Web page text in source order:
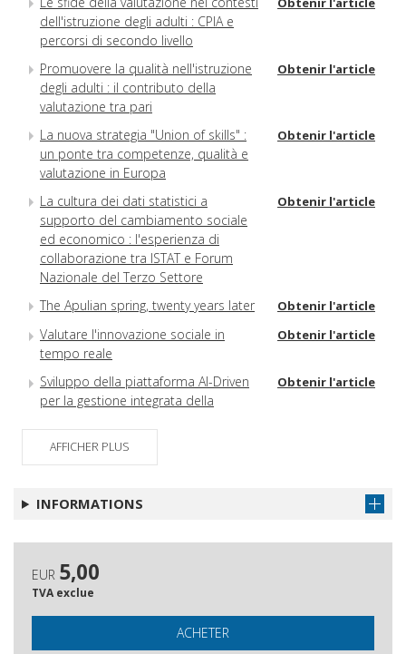
dell'istruzione degli adulti : CPIA e
percorsi di secondo livello
Promuovere la qualità nell'istruzione
degli adulti : il contributo della
valutazione tra pari
Obtenir l'article
La nuova strategia "Union of skills" :
un ponte tra competenze, qualità e
valutazione in Europa
Obtenir l'article
La cultura dei dati statistici a
supporto del cambiamento sociale
ed economico : l'esperienza di
collaborazione tra ISTAT e Forum
Nazionale del Terzo Settore
Obtenir l'article
The Apulian spring, twenty years later Obtenir l'article
Valutare l'innovazione sociale in
tempo reale
Obtenir l'article
Sviluppo della piattaforma AI-Driven
per la gestione integrata della
INSIGHT (Indicators and Stakeholders
Obtenir l'article
L'utilizzo della valutazione in un
programmazione: il caso del Fondo
Nuove Competenze
Obtenir l'article
Evaluating micro-credentials in
Methodology for designing and
AFFICHER PLUS
INFORMATIONS
EUR 5,00
TVA exclue
ACHETER